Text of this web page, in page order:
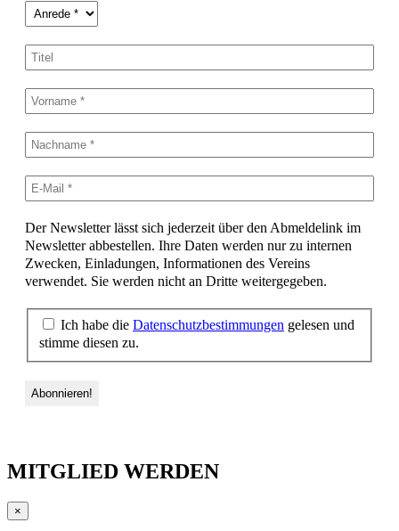
Der Newsletter lässt sich jederzeit über den Abmeldelink im
Newsletter abbestellen. Ihre Daten werden nur zu internen
Zwecken, Einladungen, Informationen des Vereins
verwendet. Sie werden nicht an Dritte weitergegeben.
Ich habe die Datenschutzbestimmungen gelesen und
stimme diesen zu.
MITGLIED WERDEN
×